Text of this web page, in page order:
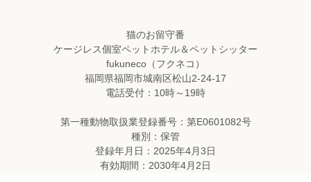
猫のお留守番
ケージレス個室ペットホテル＆ペットシッター
fukuneco（フクネコ）
福岡県福岡市城南区松山2-24-17
電話受付：10時～19時
第一種動物取扱業登録番号：第E0601082号
種別：保管
登録年月日：2025年4月3日
有効期間：2030年4月2日